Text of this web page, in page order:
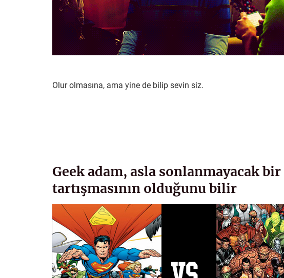
Olur olmasına, ama yine de bilip sevin siz.
Geek adam, asla sonlanmayacak
tartışmasının olduğunu bilir